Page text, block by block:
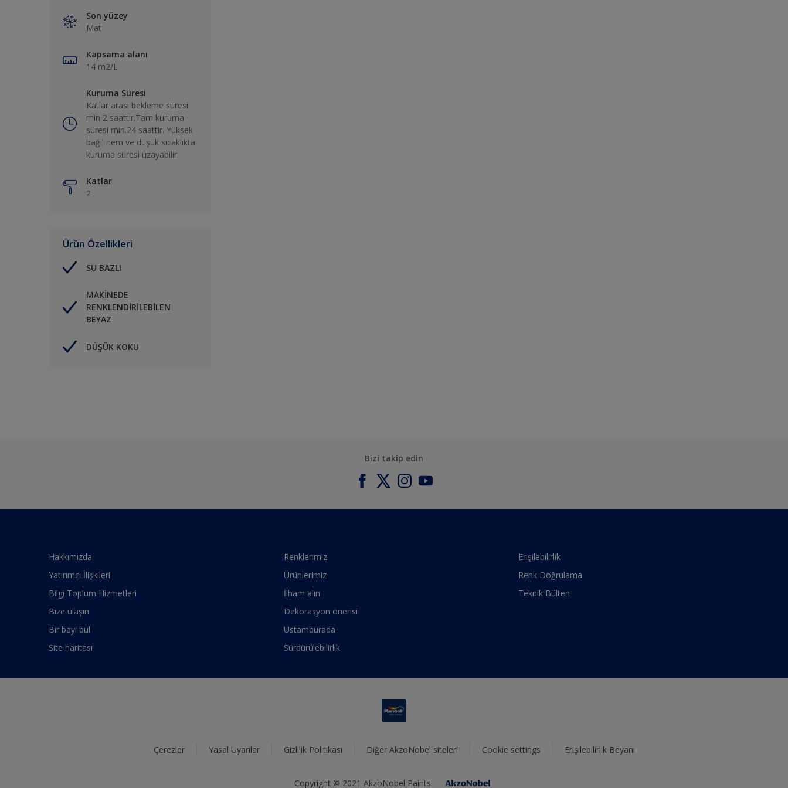
Son yüzey
Mat
Kapsama alanı
14 m2/L
Kuruma Süresi
Katlar arası bekleme süresi
min 2 saattir.Tam kuruma
süresi min.24 saattir. Yüksek
bağıl nem ve düşük sıcaklıkta
kuruma süresi uzayabilir.
Katlar
2
Ürün Özellikleri
SU BAZLI
MAKİNEDE
RENKLENDİRİLEBİLEN
BEYAZ
DÜŞÜK KOKU
Bizi takip edin
Hakkımızda
Yatırımcı İlişkileri
Bilgi Toplum Hizmetleri
Bize ulaşın
Bir bayi bul
Site haritası
Renklerimiz
Ürünlerimiz
İlham alın
Dekorasyon önerisi
Ustamburada
Sürdürülebilirlik
Erişilebilirlik
Renk Doğrulama
Teknik Bülten
Çerezler Yasal Uyarılar Gizlilik Politikası Diğer AkzoNobel siteleri Cookie settings Erişilebilirlik Beyanı
Copyright © 2021 AkzoNobel Paints